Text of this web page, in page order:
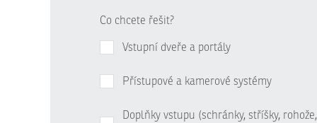
Co chcete řešit?
Vstupní dveře a portály
Přístupové a kamerové systémy
Doplňky vstupu (schránky, stříšky, rohože,